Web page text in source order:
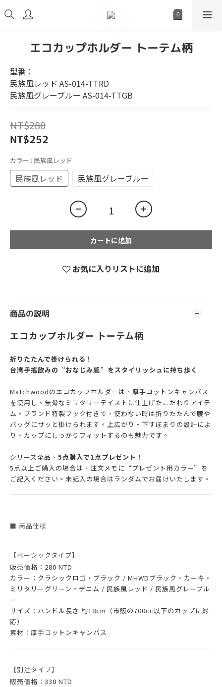
エコカップホルダー トーテム柄
型番：
民族風レッド AS-014-TTRD
民族風グレーブルー AS-014-TTGB
NT$280
NT$252
カラー : 民族風レッド
民族風レッド 民族風グレーブルー
カートに追加
お気に入りリストに追加
商品の説明
エコカップホルダー トーテム柄
折りたたんで掛けられる！
台湾手搖飲みの“おなじみ感”をスタイリッシュに持ち歩く
Matchwoodのエコカップホルダーは、厚手コットンキャンバス
を使用し、無骨なミリタリーテイストに仕上げたこだわりアイテ
ム。ブランド特製フック付きで、使わない時は折りたたんで腰や
バッグにサッと掛けられます。上広がり・下すぼまりの設計によ
り、カップにしっかりフィットするのも魅力です。
シリーズ全品、 5点購入で1点プレゼント！
5点以上ご購入の場合は、注文メモに“プレゼント用カラー”を
ご記入ください。未記入の場合はランダムでお届けいたします。
■ 商品仕様
【ベーシックタイプ】
販売価格：280 NTD
カラー：クラシックロゴ・ブラック / MHWDブラック・カーキ・
ミリタリーグリーン・デニム / 民族風レッド / 民族風グレーブル
ー
サイズ：ハンドル長さ 約18cm（市販の700cc以下のカップに対
応）
素材：厚手コットンキャンバス
【別注タイプ】
販売価格：330 NTD